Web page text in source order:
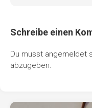
Schreibe einen
Du musst angemeldet
abzugeben.